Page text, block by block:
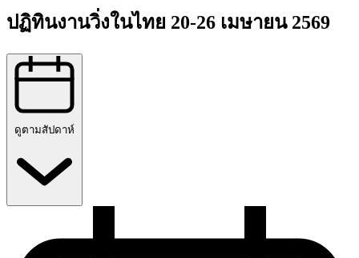
ปฏิทินงานวิ่งในไทย 20-26 เมษายน 2569
ดูตามสัปดาห์